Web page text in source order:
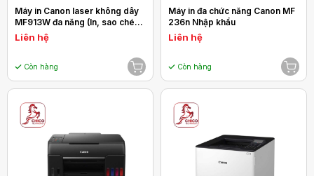
Máy in Canon laser không dây
MF913W đa năng (In, sao chép,
Scan)
Liên hệ
Còn hàng
Máy in đa chức năng Canon MF
236n Nhập khẩu
Liên hệ
Còn hàng